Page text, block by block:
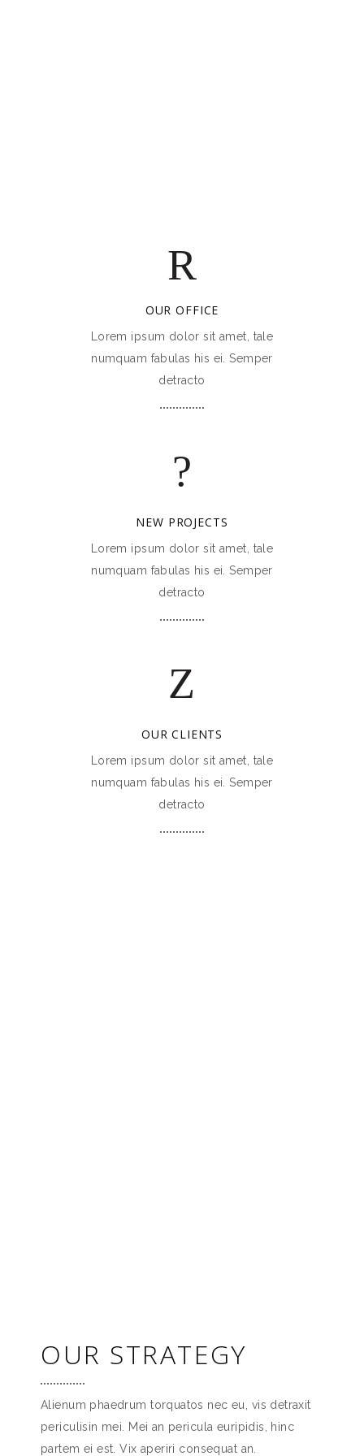
OUR OFFICE
Lorem ipsum dolor sit amet, tale
numquam fabulas his ei. Semper
detracto
NEW PROJECTS
Lorem ipsum dolor sit amet, tale
numquam fabulas his ei. Semper
detracto
OUR CLIENTS
Lorem ipsum dolor sit amet, tale
numquam fabulas his ei. Semper
detracto
OUR STRATEGY
Alienum phaedrum torquatos nec eu, vis detraxit
periculisin mei. Mei an pericula euripidis, hinc
partem ei est. Vix aperiri consequat an.